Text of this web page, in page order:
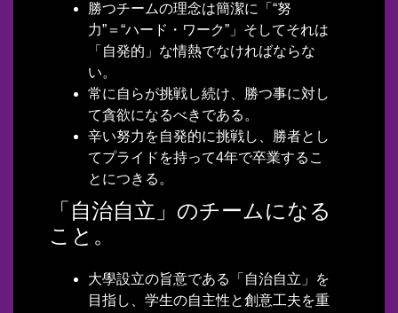
勝つチームの理念は簡潔に「“努
力”＝“ハード・ワーク”」そしてそれは
「自発的」な情熱でなければならな
い。
常に自らが挑戦し続け、勝つ事に対し
て貪欲になるべきである。
辛い努力を自発的に挑戦し、勝者とし
てプライドを持って4年で卒業するこ
とにつきる。
「自治自立」のチームになる
こと。
大學設立の旨意である「自治自立」を
目指し、学生の自主性と創意工夫を重